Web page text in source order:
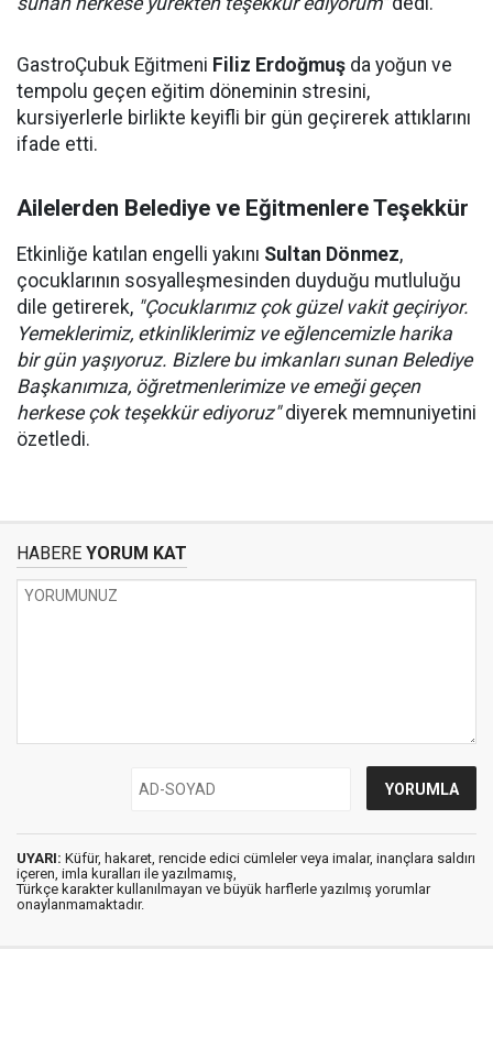
GastroÇubuk Eğitmeni Filiz Erdoğmuş da yoğun ve
tempolu geçen eğitim döneminin stresini,
kursiyerlerle birlikte keyifli bir gün geçirerek attıklarını
ifade etti.
Ailelerden Belediye ve Eğitmenlere Teşekkür
Etkinliğe katılan engelli yakını Sultan Dönmez,
çocuklarının sosyalleşmesinden duyduğu mutluluğu
dile getirerek, "Çocuklarımız çok güzel vakit geçiriyor.
Yemeklerimiz, etkinliklerimiz ve eğlencemizle harika
bir gün yaşıyoruz. Bizlere bu imkanları sunan Belediye
Başkanımıza, öğretmenlerimize ve emeği geçen
herkese çok teşekkür ediyoruz"diyerek memnuniyetini
özetledi.
HABERE YORUM KAT
UYARI: Küfür, hakaret, rencide edici cümleler veya imalar, inançlara saldırı
içeren, imla kuralları ile yazılmamış,
Türkçe karakter kullanılmayan ve büyük harflerle yazılmış yorumlar
onaylanmamaktadır.